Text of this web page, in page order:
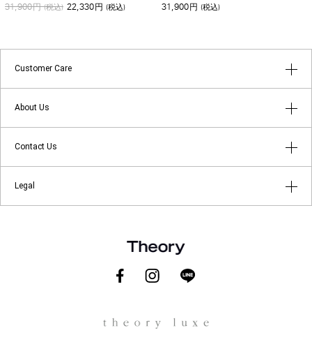
31,900円(税込) 22,330円 (税込)
31,900円 (税込)
Customer Care
はじめてのお客様へ
よくあるご質問
返品・キャンセルについて
店舗受け取りサービス
ギフトラッピングサービス
About Us
アプリメンバーシップ
ショップリスト
Theory at Your Service
About Theory
Contact Us
お問い合わせ
メールマガジン登録
Legal